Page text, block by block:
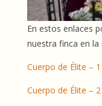
En estos enlaces
nuestra finca en la
Cuerpo de Élite – 1
Cuerpo de Élite – 2